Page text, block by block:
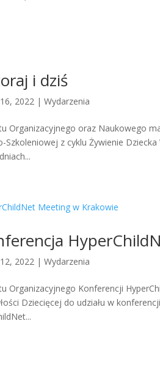
i dziś
2022 |Wydarzenia
Organizacyjnego oraz Naukowego
Szkoleniowej z cyklu Żywienie
2022 |Wydarzenia
Organizacyjnego Konferencji
Dziecięcej do udziału w